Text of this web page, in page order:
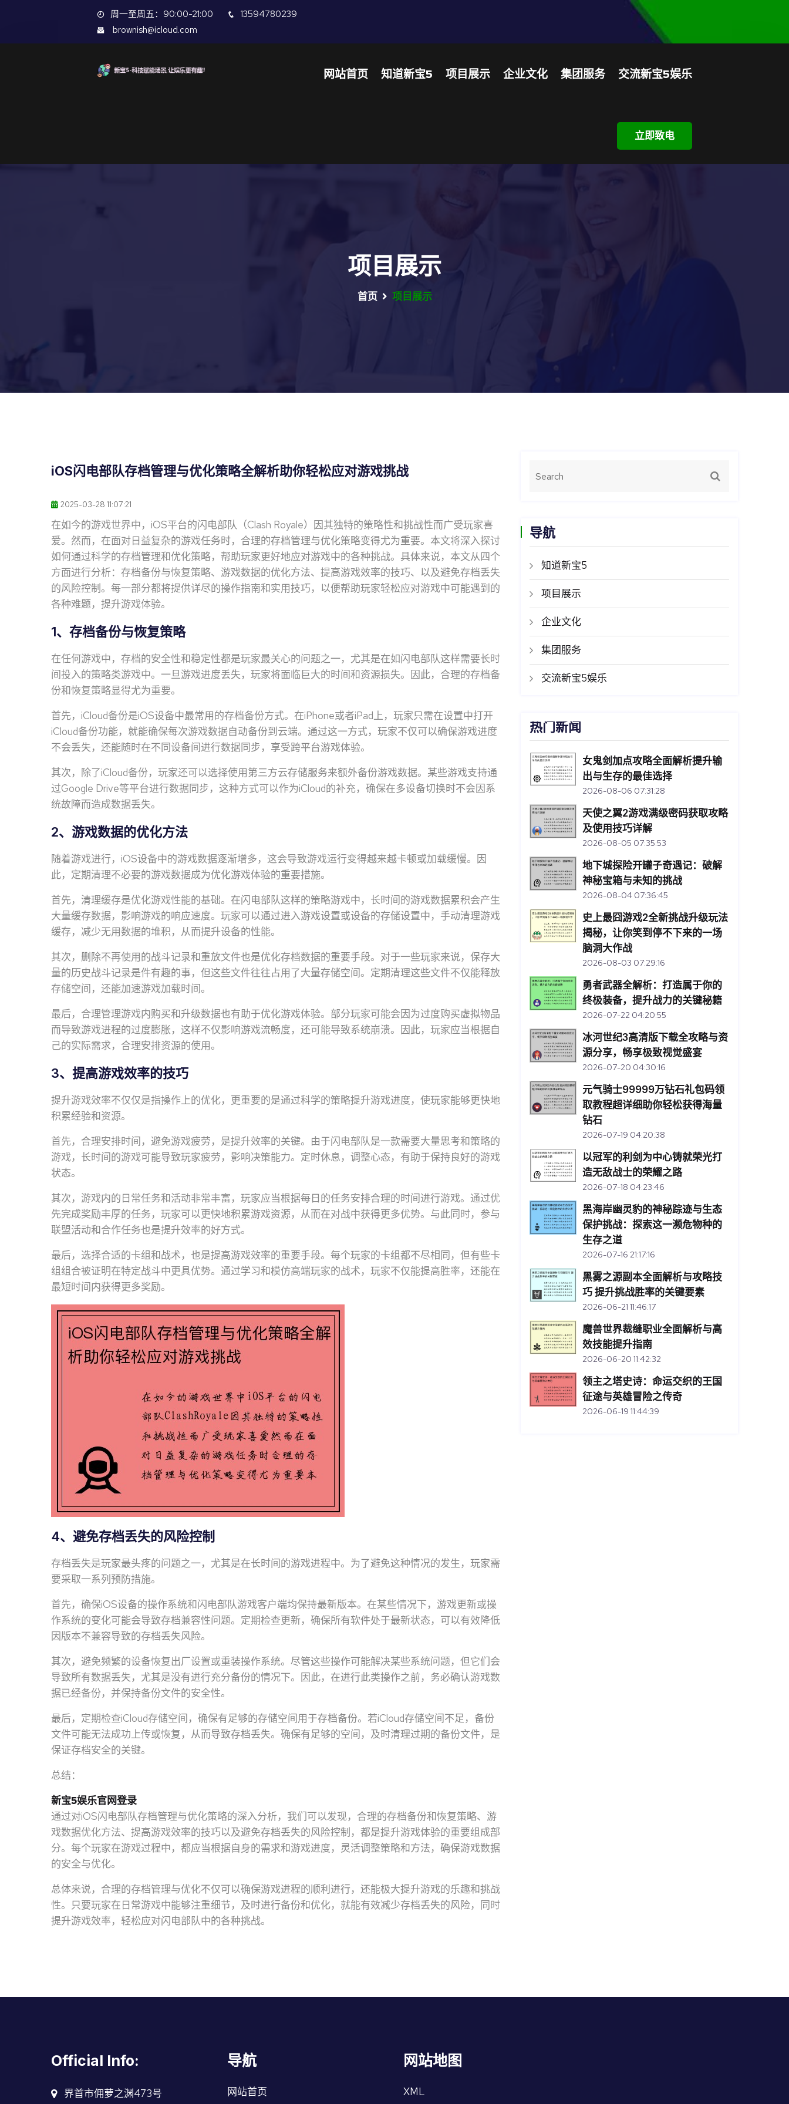
周一至周五：90:00-21:00
13594780239
brownish@icloud.com
网站首页 知道新宝5 项目展示 企业文化 集团服务 交流新宝5娱乐
立即致电
项目展示
首页 项目展示
iOS闪电部队存档管理与优化策略全解析助你轻松应对游戏挑战
2025-03-28 11:07:21
在如今的游戏世界中，iOS平台的闪电部队（Clash Royale）因其独特的策略性和挑战性而广受玩家喜
爱。然而，在面对日益复杂的游戏任务时，合理的存档管理与优化策略变得尤为重要。本文将深入探讨
如何通过科学的存档管理和优化策略，帮助玩家更好地应对游戏中的各种挑战。具体来说，本文从四个
方面进行分析：存档备份与恢复策略、游戏数据的优化方法、提高游戏效率的技巧、以及避免存档丢失
的风险控制。每一部分都将提供详尽的操作指南和实用技巧，以便帮助玩家轻松应对游戏中可能遇到的
各种难题，提升游戏体验。
1、存档备份与恢复策略
在任何游戏中，存档的安全性和稳定性都是玩家最关心的问题之一，尤其是在如闪电部队这样需要长时
间投入的策略类游戏中。一旦游戏进度丢失，玩家将面临巨大的时间和资源损失。因此，合理的存档备
份和恢复策略显得尤为重要。
首先，iCloud备份是iOS设备中最常用的存档备份方式。在iPhone或者iPad上，玩家只需在设置中打开
iCloud备份功能，就能确保每次游戏数据自动备份到云端。通过这一方式，玩家不仅可以确保游戏进度
不会丢失，还能随时在不同设备间进行数据同步，享受跨平台游戏体验。
其次，除了iCloud备份，玩家还可以选择使用第三方云存储服务来额外备份游戏数据。某些游戏支持通
过Google Drive等平台进行数据同步，这种方式可以作为iCloud的补充，确保在多设备切换时不会因系
统故障而造成数据丢失。
2、游戏数据的优化方法
随着游戏进行，iOS设备中的游戏数据逐渐增多，这会导致游戏运行变得越来越卡顿或加载缓慢。因
此，定期清理不必要的游戏数据成为优化游戏体验的重要措施。
首先，清理缓存是优化游戏性能的基础。在闪电部队这样的策略游戏中，长时间的游戏数据累积会产生
大量缓存数据，影响游戏的响应速度。玩家可以通过进入游戏设置或设备的存储设置中，手动清理游戏
缓存，减少无用数据的堆积，从而提升设备的性能。
其次，删除不再使用的战斗记录和重放文件也是优化存档数据的重要手段。对于一些玩家来说，保存大
量的历史战斗记录是件有趣的事，但这些文件往往占用了大量存储空间。定期清理这些文件不仅能释放
存储空间，还能加速游戏加载时间。
最后，合理管理游戏内购买和升级数据也有助于优化游戏体验。部分玩家可能会因为过度购买虚拟物品
而导致游戏进程的过度膨胀，这样不仅影响游戏流畅度，还可能导致系统崩溃。因此，玩家应当根据自
己的实际需求，合理安排资源的使用。
3、提高游戏效率的技巧
提升游戏效率不仅仅是指操作上的优化，更重要的是通过科学的策略提升游戏进度，使玩家能够更快地
积累经验和资源。
首先，合理安排时间，避免游戏疲劳，是提升效率的关键。由于闪电部队是一款需要大量思考和策略的
游戏，长时间的游戏可能导致玩家疲劳，影响决策能力。定时休息，调整心态，有助于保持良好的游戏
状态。
其次，游戏内的日常任务和活动非常丰富，玩家应当根据每日的任务安排合理的时间进行游戏。通过优
先完成奖励丰厚的任务，玩家可以更快地积累游戏资源，从而在对战中获得更多优势。与此同时，参与
联盟活动和合作任务也是提升效率的好方式。
最后，选择合适的卡组和战术，也是提高游戏效率的重要手段。每个玩家的卡组都不尽相同，但有些卡
组组合被证明在特定战斗中更具优势。通过学习和模仿高端玩家的战术，玩家不仅能提高胜率，还能在
最短时间内获得更多奖励。
4、避免存档丢失的风险控制
存档丢失是玩家最头疼的问题之一，尤其是在长时间的游戏进程中。为了避免这种情况的发生，玩家需
要采取一系列预防措施。
首先，确保iOS设备的操作系统和闪电部队游戏客户端均保持最新版本。在某些情况下，游戏更新或操
作系统的变化可能会导致存档兼容性问题。定期检查更新，确保所有软件处于最新状态，可以有效降低
因版本不兼容导致的存档丢失风险。
其次，避免频繁的设备恢复出厂设置或重装操作系统。尽管这些操作可能解决某些系统问题，但它们会
导致所有数据丢失，尤其是没有进行充分备份的情况下。因此，在进行此类操作之前，务必确认游戏数
据已经备份，并保持备份文件的安全性。
最后，定期检查iCloud存储空间，确保有足够的存储空间用于存档备份。若iCloud存储空间不足，备份
文件可能无法成功上传或恢复，从而导致存档丢失。确保有足够的空间，及时清理过期的备份文件，是
保证存档安全的关键。
总结：
新宝5娱乐官网登录
通过对iOS闪电部队存档管理与优化策略的深入分析，我们可以发现，合理的存档备份和恢复策略、游
戏数据优化方法、提高游戏效率的技巧以及避免存档丢失的风险控制，都是提升游戏体验的重要组成部
分。每个玩家在游戏过程中，都应当根据自身的需求和游戏进度，灵活调整策略和方法，确保游戏数据
的安全与优化。
总体来说，合理的存档管理与优化不仅可以确保游戏进程的顺利进行，还能极大提升游戏的乐趣和挑战
性。只要玩家在日常游戏中能够注重细节，及时进行备份和优化，就能有效减少存档丢失的风险，同时
提升游戏效率，轻松应对闪电部队中的各种挑战。
导航
知道新宝5
项目展示
企业文化
集团服务
交流新宝5娱乐
热门新闻
女鬼剑加点攻略全面解析提升输
出与生存的最佳选择
2026-08-06 07:31:28
天使之翼2游戏满级密码获取攻略
及使用技巧详解
2026-08-05 07:35:53
地下城探险开罐子奇遇记：破解
神秘宝箱与未知的挑战
2026-08-04 07:36:45
史上最囧游戏2全新挑战升级玩法
揭秘，让你笑到停不下来的一场
脑洞大作战
2026-08-03 07:29:16
勇者武器全解析：打造属于你的
终极装备，提升战力的关键秘籍
2026-07-22 04:20:55
冰河世纪3高清版下载全攻略与资
源分享，畅享极致视觉盛宴
2026-07-20 04:30:16
元气骑士99999万钻石礼包码领
取教程超详细助你轻松获得海量
钻石
2026-07-19 04:20:38
以冠军的利剑为中心铸就荣光打
造无敌战士的荣耀之路
2026-07-18 04:23:46
黑海岸幽灵豹的神秘踪迹与生态
保护挑战：探索这一濒危物种的
生存之道
2026-07-16 21:17:16
黑雾之源副本全面解析与攻略技
巧 提升挑战胜率的关键要素
2026-06-21 11:46:17
魔兽世界裁缝职业全面解析与高
效技能提升指南
2026-06-20 11:42:32
领主之塔史诗：命运交织的王国
征途与英雄冒险之传奇
2026-06-19 11:44:39
Official Info:
界首市佣萝之渊473号
导航
网站首页
网站地图
XML